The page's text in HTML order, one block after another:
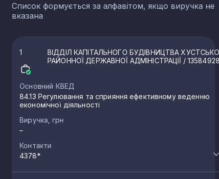
Список формується за алфавітом, якщо виручка не
вказана
1
ВІДДІЛ КАПІТАЛЬНОГО БУДІВНИЦТВА
РАЙОННОЇ ДЕРЖАВНОЇ АДМІНІСТРАЦІЇ /
Основний КВЕД
84.13 Регулювання та сприяння ефективному веденню
економічної діяльності
Виручка, грн
–
Контакти
4378*